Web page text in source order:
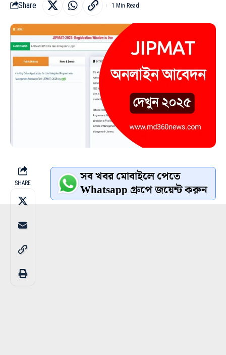
Share 1 Min Read
SHARE সব খবর মোবাইলে পেতে
Whatsapp গ্রুপে জয়েন্ট করুন